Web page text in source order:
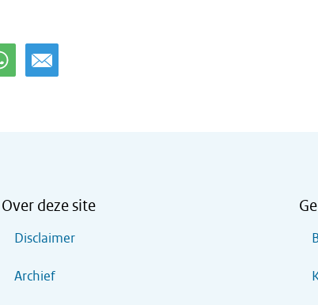
Over deze site
Disclaimer
Archief